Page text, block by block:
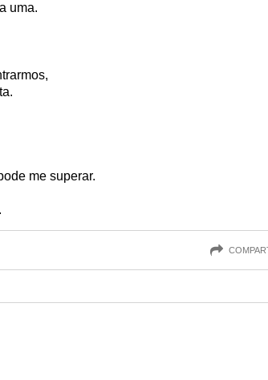
uma.
me superar.